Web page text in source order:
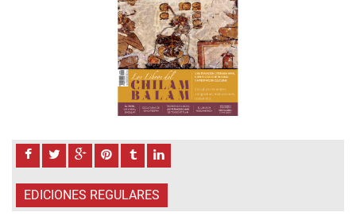
EDICIONES REGULARES